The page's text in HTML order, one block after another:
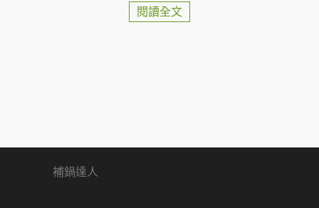
閱讀全文
補鍋達人